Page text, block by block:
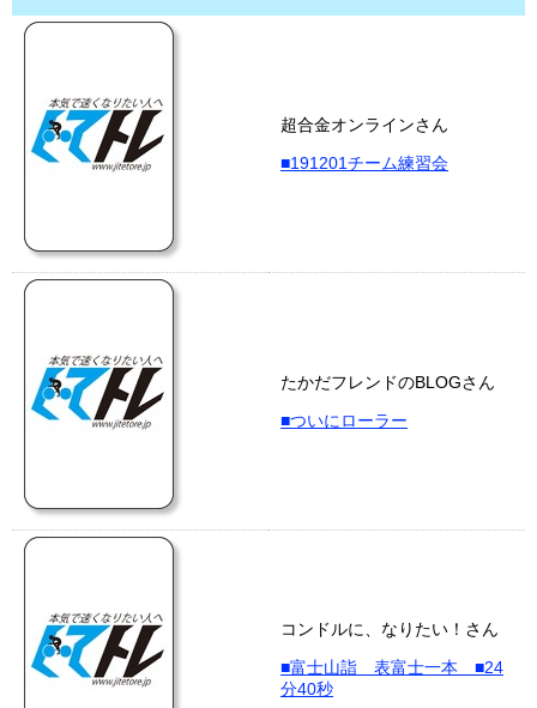
超合金オンラインさん
■191201チーム練習会
たかだフレンドのBLOGさん
■ついにローラー
コンドルに、なりたい！さん
■富士山詣 表富士一本 ■24
分40秒